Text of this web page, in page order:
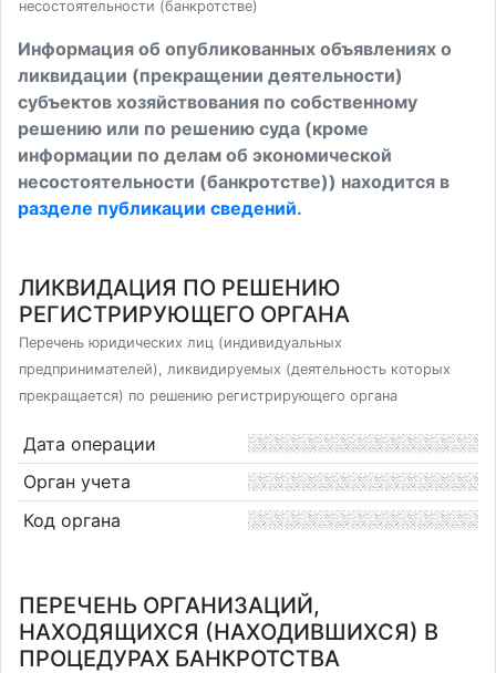
несостоятельности (банкротстве)
Информация об опубликованных объявлениях о
ликвидации (прекращении деятельности)
субъектов хозяйствования по собственному
решению или по решению суда (кроме
информации по делам об экономической
несостоятельности (банкротстве)) находится в
разделе публикации сведений.
ЛИКВИДАЦИЯ ПО РЕШЕНИЮ
РЕГИСТРИРУЮЩЕГО ОРГАНА
Перечень юридических лиц (индивидуальных
предпринимателей), ликвидируемых (деятельность которых
прекращается) по решению регистрирующего органа
Дата операции
Орган учета
Код органа
ПЕРЕЧЕНЬ ОРГАНИЗАЦИЙ,
НАХОДЯЩИХСЯ (НАХОДИВШИХСЯ) В
ПРОЦЕДУРАХ БАНКРОТСТВА